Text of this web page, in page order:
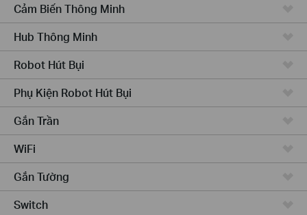
Cảm Biến Thông Minh
Hub Thông Minh
Robot Hút Bụi
Phụ Kiện Robot Hút Bụi
Gắn Trần
WiFi
Gắn Tường
Switch